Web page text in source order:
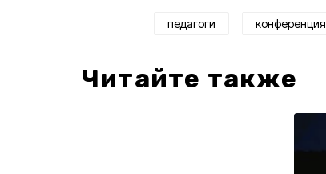
педагоги конференция
Читайте также